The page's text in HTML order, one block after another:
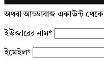
অথবা আড্ডাবাজ একাউন্ট থেকে
ইউজারের নাম*
ইমেইল*